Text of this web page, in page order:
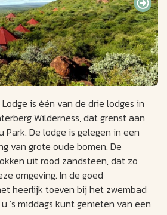
is één van de drie lodges in
Wilderness, dat grenst aan
De lodge is gelegen in een
van grote oude bomen. De
uit rood zandsteen, dat zo
omgeving. In de goed
heerlijk toeven bij het zwembad
’s middags kunt genieten van een